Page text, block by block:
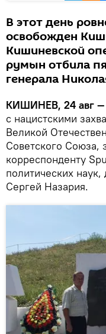
В этот день
освобожден
Кишиневской
румын отбила
генерала
КИШИНЕВ, 24 авг —
с нацистскими
Великой
Советского Союза,
корреспонденту
политических наук,
Сергей Назария.